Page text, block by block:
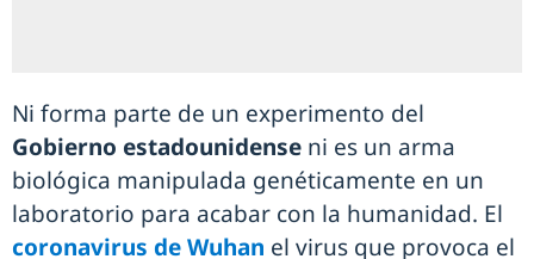
Ni forma parte de un experimento del
Gobierno estadounidense ni es un arma
biológica manipulada genéticamente en un
laboratorio para acabar con la humanidad. El
coronavirus de Wuhan el virus que provoca el